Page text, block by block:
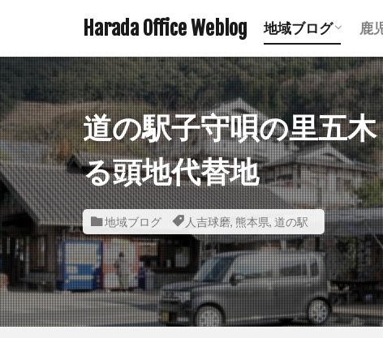
Harada Office Weblog 地域ブログ
アニメ聖地記事
ミステリースポ
珍スポット まと
遺構探訪記事
鉄道関連記事
ダムの記事 ま
鹿児島の神社一覧
宮崎の神社一覧
熊本の神社一覧
鹿
道の駅子守唄の里五
る頭地代替地
地域ブログ 人吉球磨, 熊本県, 道の駅